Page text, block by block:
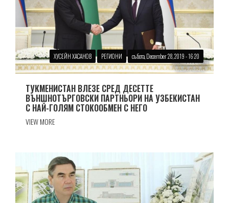
ХУСЕЙН ХАСАНОВ РЕГИОНИ събота, December 28, 2019 - 16:20
ТУКМЕНИСТАН ВЛЕЗЕ СРЕД ДЕСЕТТЕ
ВЪНШНОТЪРГОВСКИ ПАРТНЬОРИ НА УЗБЕКИСТАН
С НАЙ-ГОЛЯМ СТОКООБМЕН С НЕГО
VIEW MORE